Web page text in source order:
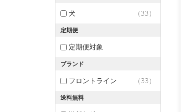
犬 （33）
定期便
定期便対象
ブランド
フロントライン （33）
送料無料